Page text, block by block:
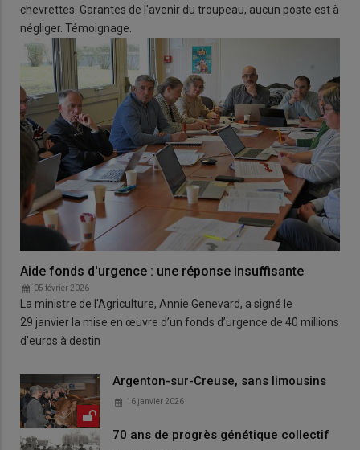
chevrettes. Garantes de l'avenir du troupeau, aucun poste est à
négliger. Témoignage.
Aide fonds d'urgence : une réponse insuffisante
05 février 2026
La ministre de l'Agriculture, Annie Genevard, a signé le
29 janvier la mise en œuvre d’un fonds d’urgence de 40 millions
d’euros à destin
Argenton-sur-Creuse, sans limousins
16 janvier 2026
70 ans de progrès génétique collectif